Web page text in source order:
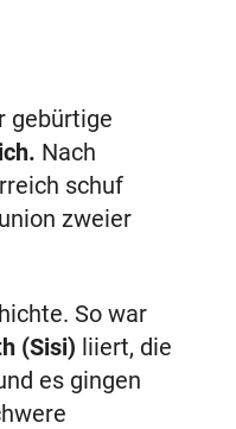
gebürtige
Nach
schuf
zweier
So war
(Sisi) liiert, die
es gingen